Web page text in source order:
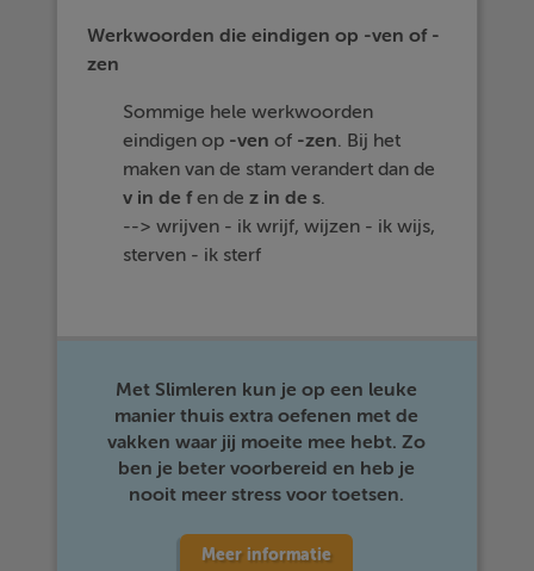
Werkwoorden die eindigen op -ven of -
zen
Sommige hele werkwoorden
eindigen op -ven of -zen. Bij het
maken van de stam verandert dan de
v in de fen dez in de s.
--> wrijven - ik wrijf, wijzen - ik wijs,
sterven - ik sterf
Met Slimleren kun je op een leuke
manier thuis extra oefenen met de
vakken waar jij moeite mee hebt. Zo
ben je beter voorbereid en heb je
nooit meer stress voor toetsen.
Meer informatie